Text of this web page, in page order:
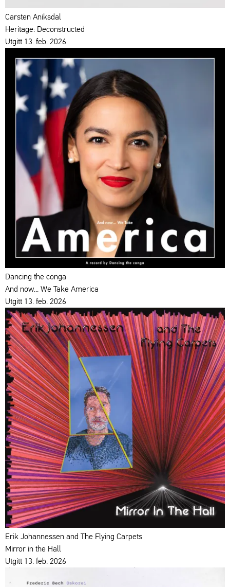
Carsten Aniksdal
Heritage: Deconstructed
Utgitt 13. feb. 2026
Dancing the conga
And now... We Take America
Utgitt 13. feb. 2026
Erik Johannessen and The Flying Carpets
Mirror in the Hall
Utgitt 13. feb. 2026